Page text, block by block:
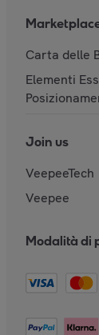
Carta delle
Elementi
Join us
VeepeeTech
Veepee
Modalità di